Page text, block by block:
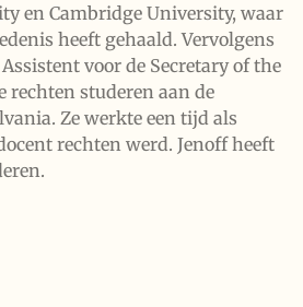
en Cambridge University, waar
heeft gehaald. Vervolgens
voor de Secretary of the
rechten studeren aan de
Ze werkte een tijd als
rechten werd. Jenoff heeft